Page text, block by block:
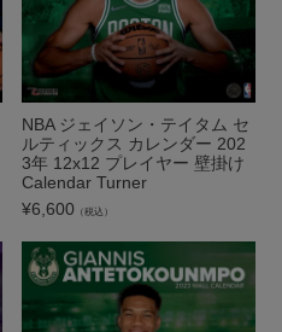
NBA ジェイソン・テイタム セ
ルティックス カレンダー 202
3年 12x12 プレイヤー 壁掛け
Calendar Turner
¥6,600 （税込）